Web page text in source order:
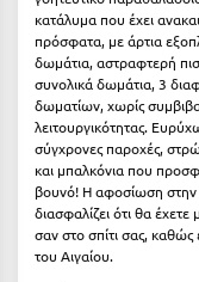
Θεσσαλονίκη
Ιεράπετρα
Ιθάκη
Ικαρία
Ίος
κατάλυμα που έχει
πρόσφατα, με άρτια
δωμάτια, αστραφτερή
συνολικά δωμάτια, 3
δωματίων, χωρίς
λειτουργικότητας.
σύγχρονες παροχές,
και μπαλκόνια που
βουνό! Η αφοσίωση στην
διασφαλίζει ότι θα
σαν στο σπίτι σας, καθώς
του Αιγαίου.